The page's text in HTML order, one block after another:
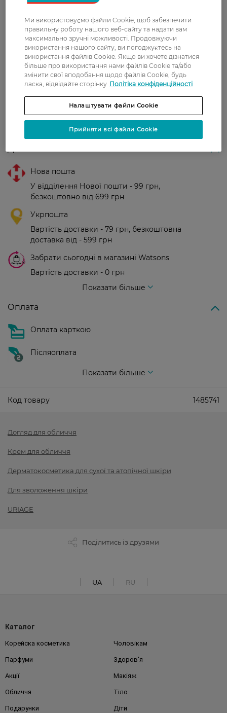
Країна-виробник:Франція
Рейтинг та відгуки
0
З 0 відгуків
0 відгуків
Нова пошта
У відділення Нової пошти - 99 грн,
безкоштовно від 699 грн
Укрпошта
Вартість доставки - 79 грн, безкоштовна
доставка від - 599 грн
Забрати сьогодні в магазині Watsons
Вартість доставки - 0 грн
Показати більше
Оплата
Оплата карткою
Післяоплата
Показати більше
Код товару 1485741
Догляд для обличчя
Крем для обличчя
Дерматокосметика для сухої та атопічної шкіри
Для зволоження шкіри
URIAGE
Поділитись із друзями
UA RU
Каталог
Корейска косметика Чоловікам
Парфуми Здоров'я
Акції Макіяж
Обличчя Тіло
Подарунки Діти
Ми використовуємо файли Cookie, щоб забезпечити
правильну роботу нашого веб-сайту та надати вам
максимально зручні можливості. Продовжуючи
використання нашого сайту, ви погоджуєтесь на
використання файлів Cookie. Якщо ви хочете дізнатися
більше про використання нами файлів Cookie та/або
змінити свої вподобання щодо файлів Cookie, будь
ласка, відвідайте сторінку Політіка конфіденційності
Налаштувати файли Cookie
Прийняти всі файли Cookie